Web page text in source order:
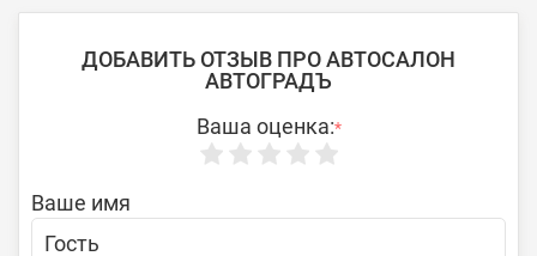
ДОБАВИТЬ ОТЗЫВ ПРО АВТОСАЛОН
АВТОГРАДЪ
Ваша оценка:*
Ваше имя